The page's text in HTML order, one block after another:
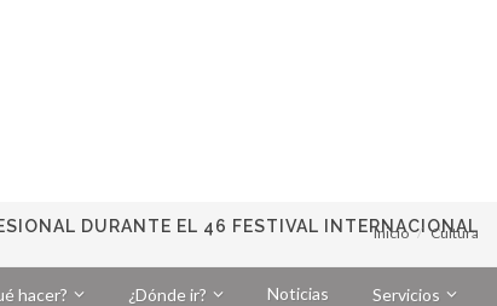
DURANTE EL 46 FESTIVAL INTERNACIONAL
Inicio Cultura
hacer? ¿Dónde ir? Noticias Servicios